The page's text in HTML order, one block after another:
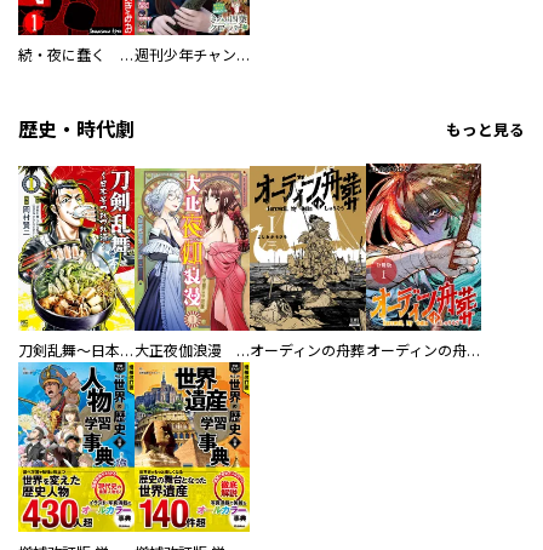
続・夜に蠢く 新装版 週刊少年チャンピオン
歴史・時代劇 もっと見る
刀剣乱舞～日本号つれづれ酒～ 大正夜伽浪漫 －金曜日の花嫁—オーディンの舟葬 オーディンの舟葬 分冊版